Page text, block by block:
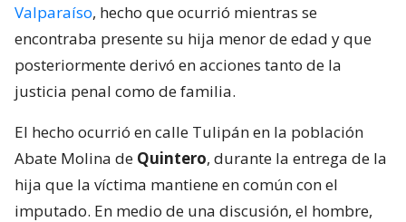
Valparaíso, hecho que ocurrió mientras se
encontraba presente su hija menor de edad y que
posteriormente derivó en acciones tanto de la
justicia penal como de familia.
El hecho ocurrió en calle Tulipán en la población
Abate Molina de Quintero, durante la entrega de la
hija que la víctima mantiene en común con el
imputado. En medio de una discusión, el hombre,